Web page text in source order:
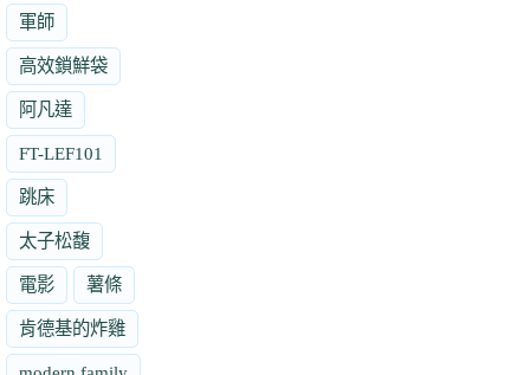
軍師
高效鎖鮮袋
阿凡達
FT-LEF101
跳床
太子松馥
電影 薯條
肯德基的炸雞